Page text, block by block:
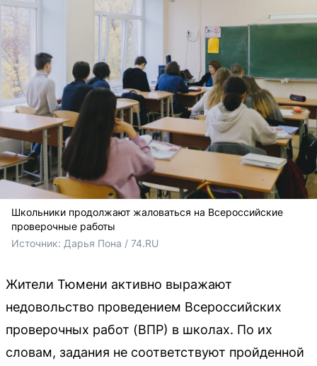
Школьники продолжают жаловаться на Всероссийские
проверочные работы
Источник: Дарья Пона / 74.RU
Жители Тюмени активно выражают
недовольство проведением Всероссийских
проверочных работ (ВПР) в школах. По их
словам, задания не соответствуют пройденной